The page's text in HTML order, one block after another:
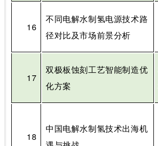
16
不同电解水制氢电源技术路
径对比及市场前景分析
17
双极板蚀刻工艺智能制造优
化方案
18
中国电解水制氢技术出海机